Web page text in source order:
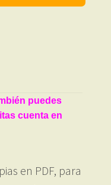
puedes
cuenta en
en PDF, para